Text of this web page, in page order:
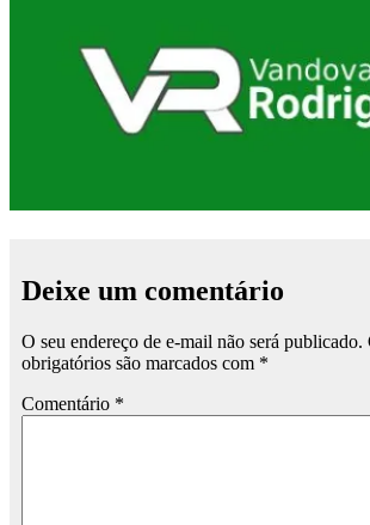
Deixe um comentário
O seu endereço de e-mail não será publicado.
obrigatórios são marcados com *
Comentário *